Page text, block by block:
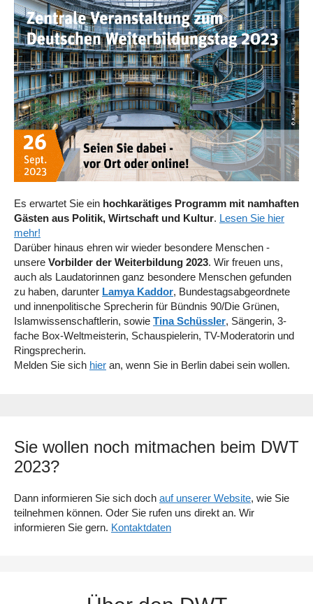
Es erwartet Sie ein hochkarätiges Programm mit namhaften
Gästen aus Politik, Wirtschaft und Kultur. Lesen Sie hier
mehr!
Darüber hinaus ehren wir wieder besondere Menschen -
unsere Vorbilder der Weiterbildung 2023. Wir freuen uns,
auch als Laudatorinnen ganz besondere Menschen gefunden
zu haben, darunter Lamya Kaddor, Bundestagsabgeordnete
und innenpolitische Sprecherin für Bündnis 90/Die Grünen,
Islamwissenschaftlerin, sowie Tina Schüssler, Sängerin, 3-
fache Box-Weltmeisterin, Schauspielerin, TV-Moderatorin und
Ringsprecherin.
Melden Sie sich hier an, wenn Sie in Berlin dabei sein wollen.
Sie wollen noch mitmachen beim DWT
2023?
Dann informieren Sie sich doch auf unserer Website, wie Sie
teilnehmen können. Oder Sie rufen uns direkt an. Wir
informieren Sie gern. Kontaktdaten